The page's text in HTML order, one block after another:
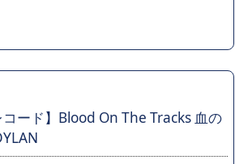
コード】Blood On The Tracks 血の